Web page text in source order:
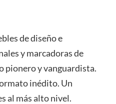
de diseño e
y marcadoras de
pionero y vanguardista.
inédito. Un
al más alto nivel.